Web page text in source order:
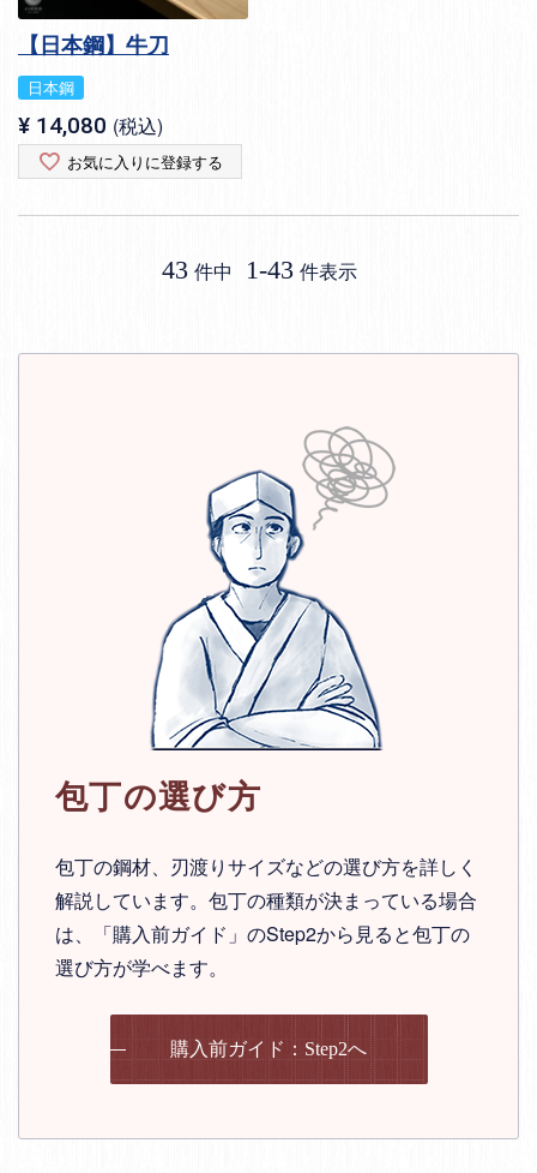
【日本鋼】牛刀
日本鋼
¥ 14,080 税込
お気に入りに登録する
43 件中 1-43 件表示
包丁の選び方
包丁の鋼材、刃渡りサイズなどの選び方を詳しく
解説しています。包丁の種類が決まっている場合
は、「購入前ガイド」のStep2から見ると包丁の
選び方が学べます。
購入前ガイド：Step2へ